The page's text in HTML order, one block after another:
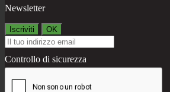
Newsletter
Controllo di sicurezza